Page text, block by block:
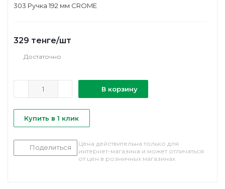
303 Ручка 192 мм CROME
329 тенге/шт
Достаточно
В корзину
Купить в 1 клик
Поделиться
Цена действительна только для
интернет-магазина и может отличаться
от цен в розничных магазинах